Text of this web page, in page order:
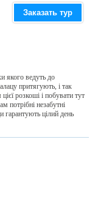
Заказать тур
якого ведуть до
притягують, і так
розкоші і побувати тут
потрібні незабутні
гарантують цілий день